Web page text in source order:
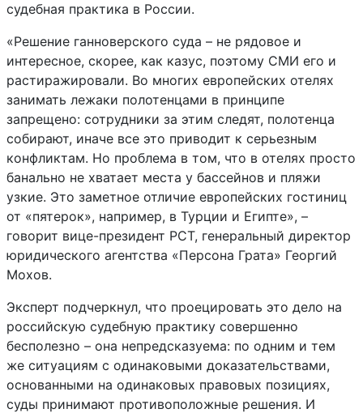
судебная практика в России.
«Решение ганноверского суда – не рядовое и
интересное, скорее, как казус, поэтому СМИ его и
растиражировали. Во многих европейских отелях
занимать лежаки полотенцами в принципе
запрещено: сотрудники за этим следят, полотенца
собирают, иначе все это приводит к серьезным
конфликтам. Но проблема в том, что в отелях просто
банально не хватает места у бассейнов и пляжи
узкие. Это заметное отличие европейских гостиниц
от «пятерок», например, в Турции и Египте», –
говорит вице-президент РСТ, генеральный директор
юридического агентства «Персона Грата» Георгий
Мохов.
Эксперт подчеркнул, что проецировать это дело на
российскую судебную практику совершенно
бесполезно – она непредсказуема: по одним и тем
же ситуациям с одинаковыми доказательствами,
основанными на одинаковых правовых позициях,
суды принимают противоположные решения. И